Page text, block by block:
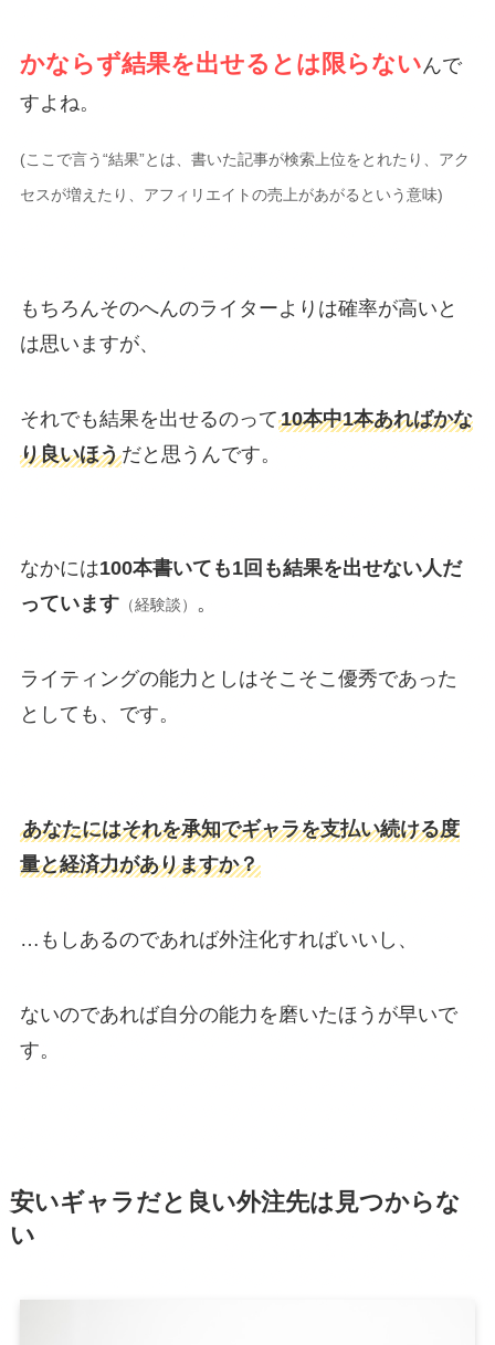
かならず結果を出せるとは限らないんで
すよね。
(ここで言う“結果”とは、書いた記事が検索上位をとれたり、アク
セスが増えたり、アフィリエイトの売上があがるという意味)
もちろんそのへんのライターよりは確率が高いと
は思いますが、
それでも結果を出せるのって10本中1本あればかな
り良いほうだと思うんです。
なかには100本書いても1回も結果を出せない人だ
っています（経験談） 。
ライティングの能力としはそこそこ優秀であった
としても、です。
あなたにはそれを承知でギャラを支払い続ける度
量と経済力がありますか？
…もしあるのであれば外注化すればいいし、
ないのであれば自分の能力を磨いたほうが早いで
す。
安いギャラだと良い外注先は見つからな
い